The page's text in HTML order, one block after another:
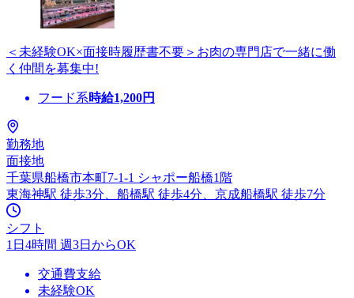
＜未経験OK×面接時履歴書不要＞お肉の専門店で一緒に働
く仲間を募集中!
フード系時給1,200円
勤務地
面接地
千葉県船橋市本町7-1-1 シャポー船橋1階
東海神駅 徒歩3分、船橋駅 徒歩4分、京成船橋駅 徒歩7分
シフト
1日4時間 週3日からOK
交通費支給
未経験OK